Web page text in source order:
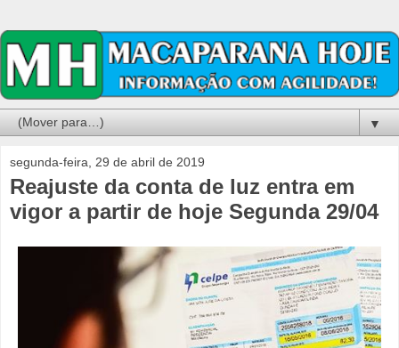
▼
segunda-feira, 29 de abril de 2019
Reajuste da conta de luz entra em
vigor a partir de hoje Segunda 29/04